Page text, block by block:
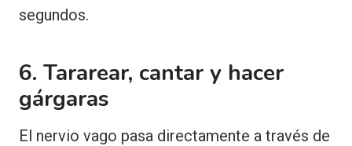
segundos.
6. Tararear, cantar y hacer
gárgaras
El nervio vago pasa directamente a través de